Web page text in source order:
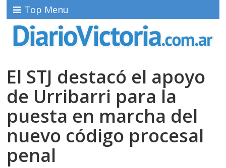
Top Menu
El STJ destacó el apoyo
de Urribarri para la
puesta en marcha del
nuevo código procesal
penal